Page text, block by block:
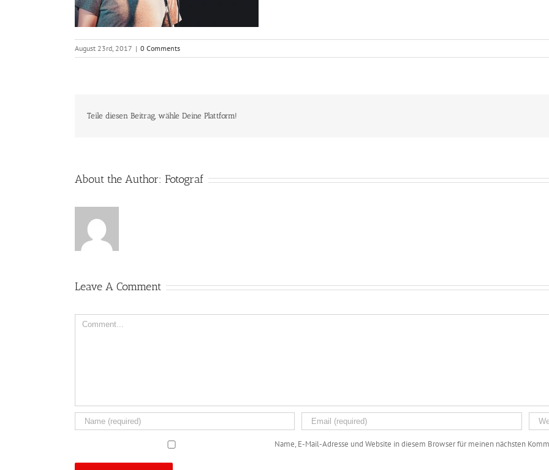
August 23rd, 2017 | 0 Comments
Teile diesen Beitrag, wähle Deine Plattform!
About the Author: Fotograf
Leave A Comment
Comment
Name, E-Mail-Adresse und Website in diesem Browser für meinen nächsten